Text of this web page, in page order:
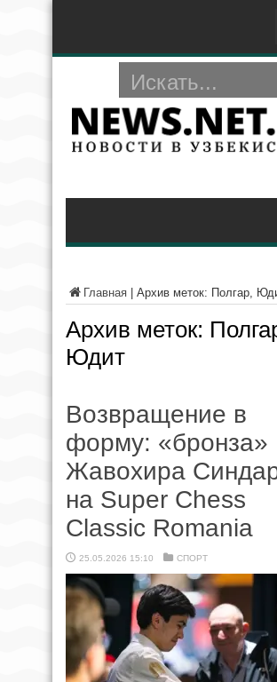
Главная Архив меток: Полгар,
Архив меток:
Юдит
Возвращение в
форму: «бронза»
Жавохира
на Super Chess
Classic Romania
25.05.2026 15:10 СПОРТ